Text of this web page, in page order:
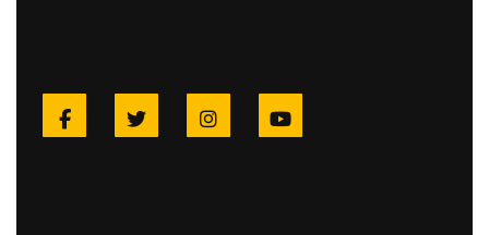
Facebook Twitter Instagram